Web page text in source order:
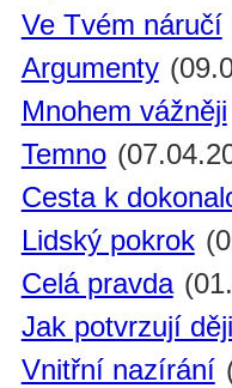
Ve Tvém náručí
Argumenty
Mnohem vážněji
Temno
Cesta k
Lidský pokrok
Celá pravda
Jak potvrzují
Vnitřní nazírání